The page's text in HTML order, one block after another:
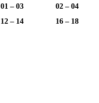
01 – 03 02 – 04
12 – 14 16 – 18